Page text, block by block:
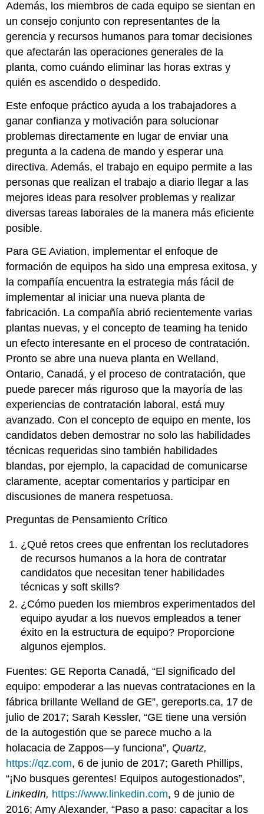
Además, los miembros de cada equipo se sientan en
un consejo conjunto con representantes de la
gerencia y recursos humanos para tomar decisiones
que afectarán las operaciones generales de la
planta, como cuándo eliminar las horas extras y
quién es ascendido o despedido.
Este enfoque práctico ayuda a los trabajadores a
ganar confianza y motivación para solucionar
problemas directamente en lugar de enviar una
pregunta a la cadena de mando y esperar una
directiva. Además, el trabajo en equipo permite a las
personas que realizan el trabajo a diario llegar a las
mejores ideas para resolver problemas y realizar
diversas tareas laborales de la manera más eficiente
posible.
Para GE Aviation, implementar el enfoque de
formación de equipos ha sido una empresa exitosa, y
la compañía encuentra la estrategia más fácil de
implementar al iniciar una nueva planta de
fabricación. La compañía abrió recientemente varias
plantas nuevas, y el concepto de teaming ha tenido
un efecto interesante en el proceso de contratación.
Pronto se abre una nueva planta en Welland,
Ontario, Canadá, y el proceso de contratación, que
puede parecer más riguroso que la mayoría de las
experiencias de contratación laboral, está muy
avanzado. Con el concepto de equipo en mente, los
candidatos deben demostrar no solo las habilidades
técnicas requeridas sino también habilidades
blandas, por ejemplo, la capacidad de comunicarse
claramente, aceptar comentarios y participar en
discusiones de manera respetuosa.
Preguntas de Pensamiento Crítico
¿Qué retos crees que enfrentan los reclutadores
de recursos humanos a la hora de contratar
candidatos que necesitan tener habilidades
técnicas y soft skills?
¿Cómo pueden los miembros experimentados del
equipo ayudar a los nuevos empleados a tener
éxito en la estructura de equipo? Proporcione
algunos ejemplos.
Fuentes: GE Reporta Canadá, “El significado del
equipo: empoderar a las nuevas contrataciones en la
fábrica brillante Welland de GE”, gereports.ca, 17 de
julio de 2017; Sarah Kessler, “GE tiene una versión
de la autogestión que se parece mucho a la
holacacia de Zappos—y funciona”, Quartz,
https://qz.com, 6 de junio de 2017; Gareth Phillips,
“¡No busques gerentes! Equipos autogestionados”,
LinkedIn, https://www.linkedin.com, 9 de junio de
2016; Amy Alexander, “Paso a paso: capacitar a los